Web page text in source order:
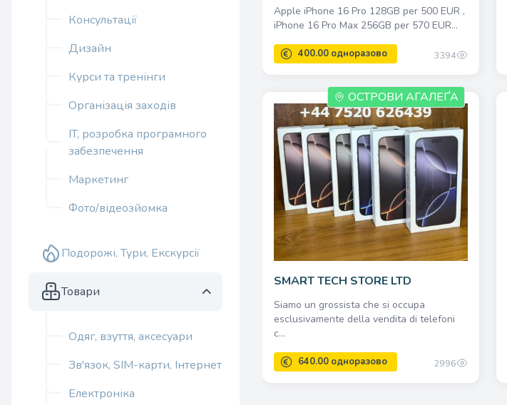
Консультації
Дизайн
Курси та тренінги
Організація заходів
IT, розробка програмного
забезпечення
Маркетинг
Фото/відеозйомка
Подорожі, Тури, Екскурсії
Товари
Одяг, взуття, аксесуари
Зв'язок, SIM-карти, Інтернет
Електроніка
Apple iPhone 16 Pro 128GB per 500 EUR ,
iPhone 16 Pro Max 256GB per 570 EUR...
400.00 одноразово
3394
ОСТРОВИ АГАЛЕҐА
SMART TECH STORE LTD
Siamo un grossista che si occupa
esclusivamente della vendita di telefoni
c...
2996